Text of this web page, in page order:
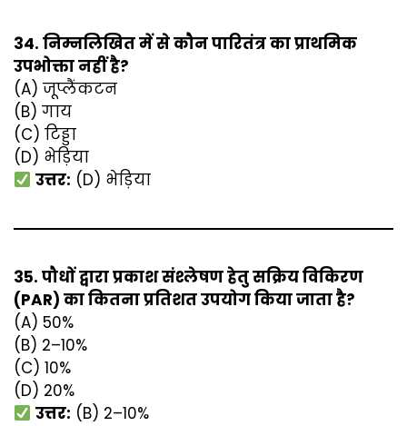
34. निम्नलिखित में से कौन पारितंत्र का प्राथमिक
उपभोक्ता नहीं है?
(A) जूप्लैंकटन
(B) गाय
(C) टिड्डा
(D) भेड़िया
उत्तर: (D) भेड़िया
35. पौधों द्वारा प्रकाश संश्लेषण हेतु सक्रिय विकिरण
(PAR) का कितना प्रतिशत उपयोग किया जाता है?
(A) 50%
(B) 2–10%
(C) 10%
(D) 20%
उत्तर: (B) 2–10%